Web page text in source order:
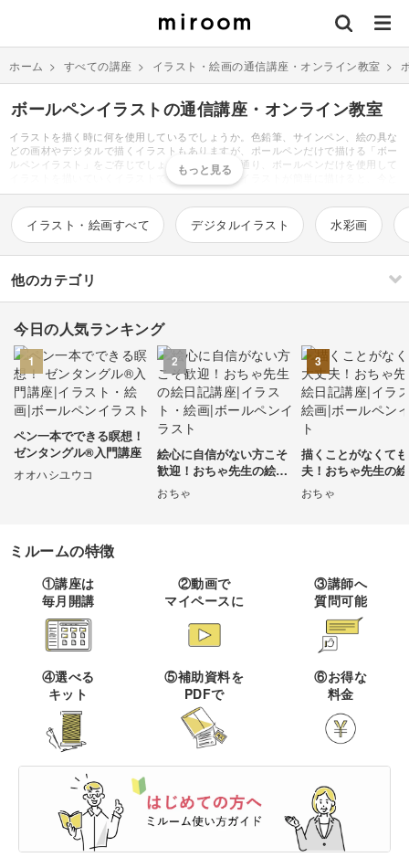
ホーム > すべての講座 > イラスト・絵画の通信講座・オンライン教室 >
ボールペンイラストの通信講座・オンライン教室
イラストを描く時に何を使用しているでしょうか。色鉛筆、サインペン、絵の具な
どの画材やデジタルで描くイラストもありますが、ポールペンだけで描ける「ボー
ルペンイラスト」をご存じでしょうか。その名の通り、ボールペンだけを使用して
イラストを描いていくイラストです。おしゃれなイラストが簡単に描けると、今と
ても人気があります。かわいい犬や猫などの動物、女の子や男の子といった人物、
かわいい花や夏や冬の四季のイラスト、様々な物がちょっとしたコツで描けるので
す。ポーペンと聞くと、黒ばかり連想しがちですが、ボールペンイラストは黒で描
くだけではありません。カラフルに塗ったり、黒以外の単色で描いたり、黒で描い
たイラストをPCでカラーを乗せるなどバリエーションも豊富です。簡単に描ける
講座や教室もあり、本もたくさん出版されているので、新しい趣味として取り入れ
てみてはいかがでしょうか。絵は苦手だから、と敬遠していた人にこそボールペン
イラストはおすすめです。
イラスト・絵画すべて デジタルイラスト 水彩画
他のカテゴリ
刺繍
すべて
伝統刺繍
その他刺繍
刺し子
クロスステッチ
オートクチュール刺繍
リボン刺繍
ビーズ刺繍
フランス刺繍
ソウタシエ
すべて
棒針編み
かぎ針編み
マクラメ
クラフトバンド
あみぐるみ
ソーイング
すべて
布小物
和裁
洋裁
イラスト・絵画
すべて
ボールペンイラスト
アクリル絵の具
アルコールインクアート
コピック
パステルアート
ミニチュア・クレイ
クラフト
フェイクスイーツ
ミニチュアフード
ミニチュア雑貨
ドール
ドール服
ドールハウス
ネイル検定
ネイルケア
ジェルネイル
プラバンアクセサリー
レジンアクセサリー
ワイヤーアクセサリー
ビーズアクセサリー
キャンドル
すべて
キャンドルホルダー
マーブルキャンドル
スイーツキャンドル
ソイキャンドル
すべて
カリグラフィー
レタリング
絵付け・ペインティ
ング
すべて
ポーセラーツ
トールペイント
上絵付け
すべて
ペン字
ペーパークラフト
すべて
ペーパーアート
切り絵
ハンドメイド
すべて
石鹸作り
羊毛フェルト
ライフスタイル
整理収納・片付け
フィットネス
クッキング ビジネス
カメラ・写真
今日の人気ランキング
1
ペン一本でできる瞑想！
ゼンタングル®入門講座
オオハシユウコ
2
絵心に自信がない方こそ
歓迎！おちゃ先生の絵日
記講座
おちゃ
3
描くことがなくて
夫！おちゃ先生の
講座
おちゃ
ミルームの特徴
①講座は
毎月開講
②動画で
マイペースに
③講師へ
質問可能
④選べる
キット
⑤補助資料を
PDFで
⑥お得な
料金